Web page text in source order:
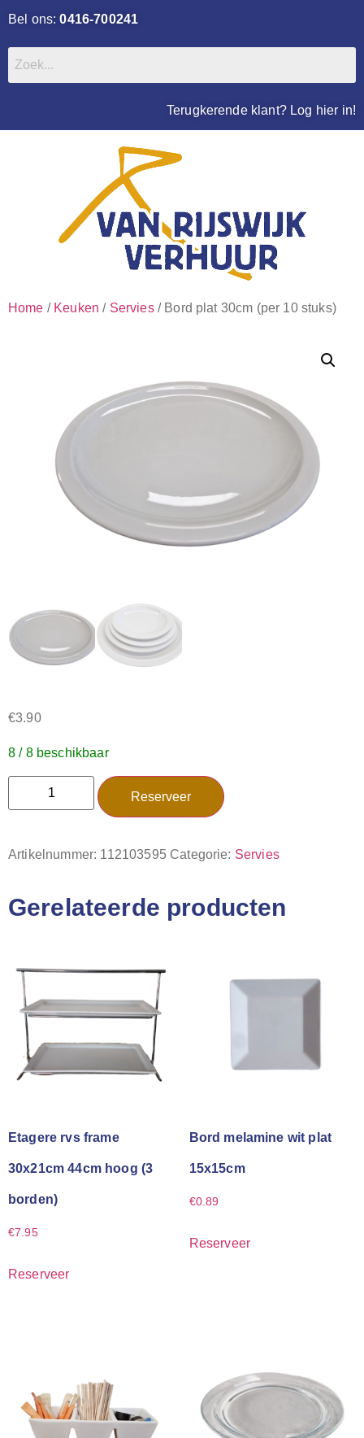
Bel ons:0416-700241
Terugkerende klant? Log hier in!
Home / Keuken / Servies/ Bord plat 30cm (per 10 stuks)
€3.90
8 / 8 beschikbaar
Reserveer
Artikelnummer: 112103595 Categorie: Servies
Gerelateerde producten
Etagere rvs frame
30x21cm 44cm hoog (3
borden)
€7.95
Reserveer
Bord melamine wit plat
15x15cm
€0.89
Reserveer